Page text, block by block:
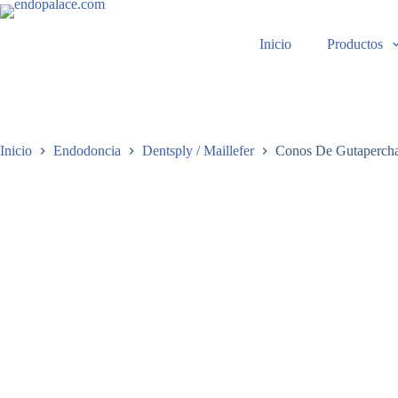
Saltar
al
Inicio Productos
Inicio Endodoncia Dentsply / Maillefer Conos De